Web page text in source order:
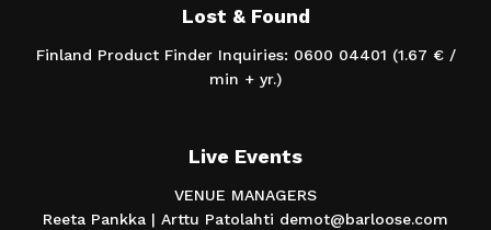
Lost & Found
Finland Product Finder Inquiries: 0600 04401 (1.67 € /
min + yr.)
Live Events
VENUE MANAGERS
Reeta Pankka | Arttu Patolahti demot@barloose.com